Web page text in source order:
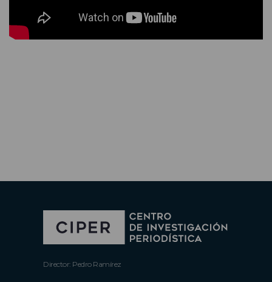
Director: Pedro Ramírez